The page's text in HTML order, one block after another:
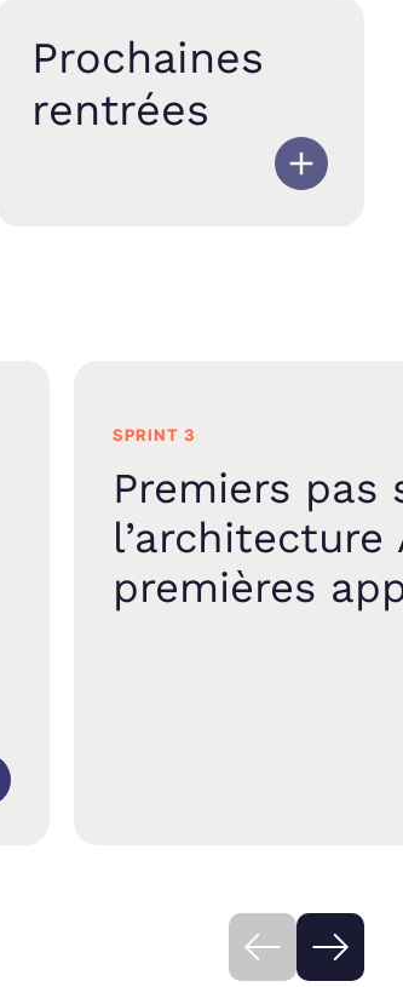
Prochaines
rentrées
SPRINT 3
Premiers pas
l’architecture
premières